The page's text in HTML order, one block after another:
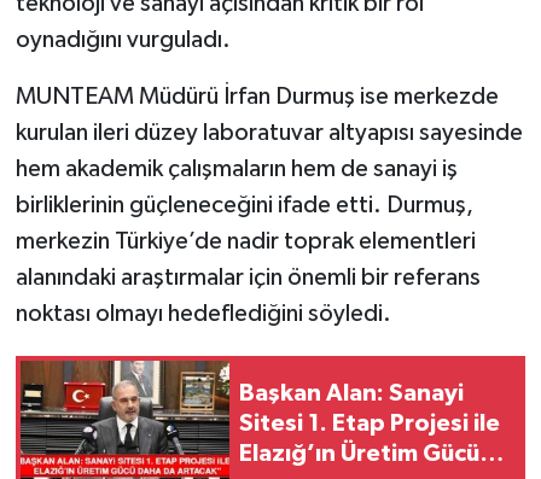
oynadığını vurguladı.
MUNTEAM Müdürü İrfan Durmuş ise merkezde
kurulan ileri düzey laboratuvar altyapısı sayesinde
hem akademik çalışmaların hem de sanayi iş
birliklerinin güçleneceğini ifade etti. Durmuş,
merkezin Türkiye’de nadir toprak elementleri
alanındaki araştırmalar için önemli bir referans
noktası olmayı hedeflediğini söyledi.
Başkan Alan: Sanayi
Sitesi 1. Etap Projesi ile
Elazığ’ın Üretim Gücü